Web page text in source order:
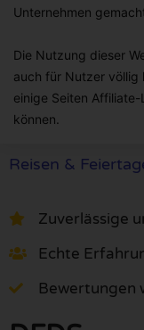
Unternehmen
Die Nutzung dieser
auch für Nutzer völlig
einige Seiten
können.
Reisen &
Zuverlässige
Echte
Bewertungen